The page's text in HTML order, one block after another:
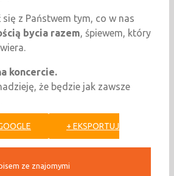
się z Państwem tym, co w nas
bycia razem, śpiewem, który
koncercie.
że będzie jak zawsze
+ EKSPORTUJ
ze znajomymi